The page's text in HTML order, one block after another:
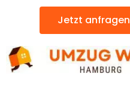
Jetzt anfragen